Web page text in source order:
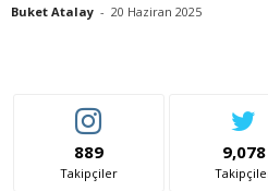
Buket Atalay - 20 Haziran 2025
889
Takipçiler
9,078